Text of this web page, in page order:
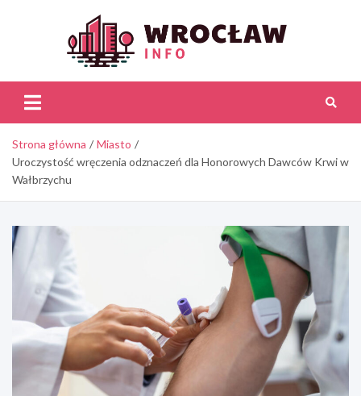
Strona główna
Miasto
Uroczystość wręczenia odznaczeń dla Honorowych Dawców Krwi w
Wałbrzychu